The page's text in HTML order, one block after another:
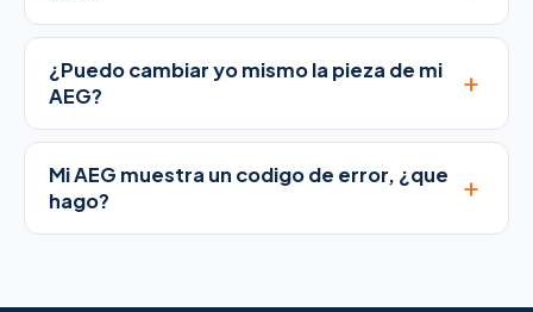
¿Puedo cambiar yo mismo la pieza de mi
AEG?
+
Mi AEG muestra un codigo de error, ¿que
hago?
+